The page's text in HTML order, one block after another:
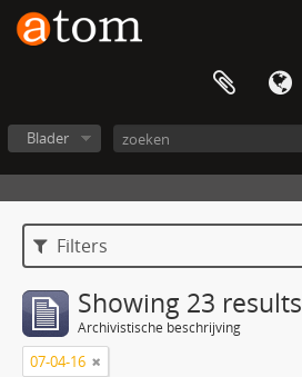
Blader
Filters
Showing 23 results
Archivistische beschrijving
07-04-16